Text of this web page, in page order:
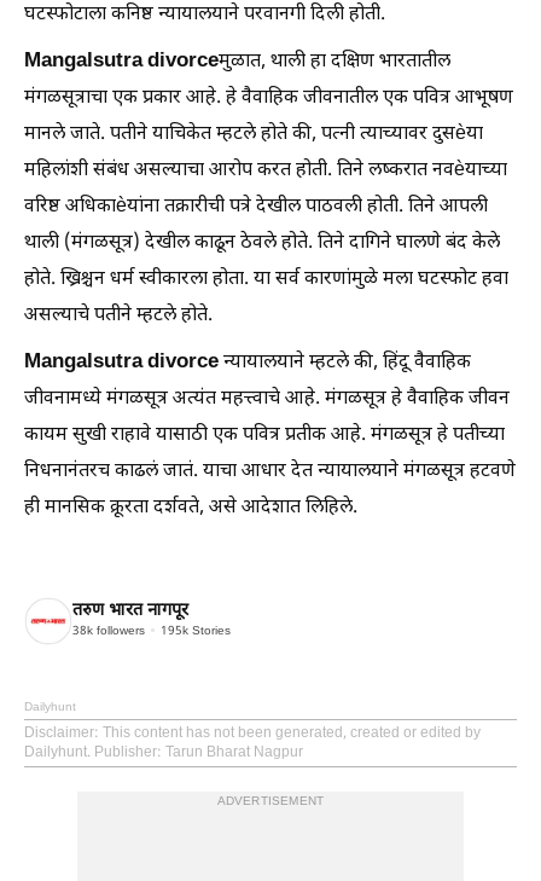
घटस्फोटाला कनिष्ठ न्यायालयाने परवानगी दिली होती.
Mangalsutra divorceमुळात, थाली हा दक्षिण भारतातील
मंगळसूत्राचा एक प्रकार आहे. हे वैवाहिक जीवनातील एक पवित्र आभूषण
मानले जाते. पतीने याचिकेत म्हटले होते की, पत्नी त्याच्यावर दुसèया
महिलांशी संबंध असल्याचा आरोप करत होती. तिने लष्करात नवèयाच्या
वरिष्ठ अधिकाèयांना तक्रारीची पत्रे देखील पाठवली होती. तिने आपली
थाली (मंगळसूत्र) देखील काढून ठेवले होते. तिने दागिने घालणे बंद केले
होते. ख्रिश्चन धर्म स्वीकारला होता. या सर्व कारणांमुळे मला घटस्फोट हवा
असल्याचे पतीने म्हटले होते.
Mangalsutra divorceन्यायालयाने म्हटले की, हिंदू वैवाहिक
जीवनामध्ये मंगळसूत्र अत्यंत महत्त्वाचे आहे. मंगळसूत्र हे वैवाहिक जीवन
कायम सुखी राहावे यासाठी एक पवित्र प्रतीक आहे. मंगळसूत्र हे पतीच्या
निधनानंतरच काढलं जातं. याचा आधार देत न्यायालयाने मंगळसूत्र हटवणे
ही मानसिक क्रूरता दर्शवते, असे आदेशात लिहिले.
तरुण भारत नागपूर
38k followers 195k Stories
Dailyhunt
Disclaimer: This content has not been generated, created or edited by
Dailyhunt. Publisher: Tarun Bharat Nagpur
ADVERTISEMENT